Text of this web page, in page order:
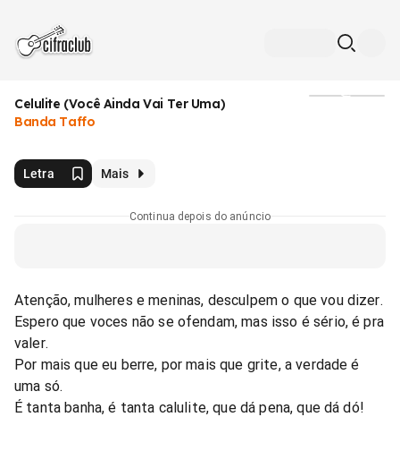
Celulite (Você Ainda Vai Ter Uma)
Banda Taffo
Letra Mais
Continua depois do anúncio
Atenção, mulheres e meninas, desculpem o que vou dizer.
Espero que voces não se ofendam, mas isso é sério, é pra
valer.
Por mais que eu berre, por mais que grite, a verdade é
uma só.
É tanta banha, é tanta calulite, que dá pena, que dá dó!